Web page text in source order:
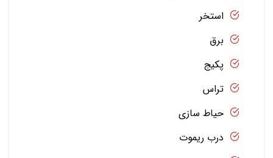
استخر
برق
پکیج
تراس
حیاط سازی
درب ریموت